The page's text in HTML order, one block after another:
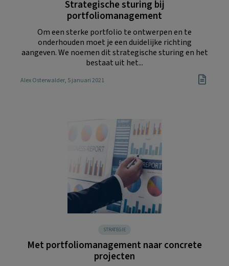
Strategische sturing bij
portfoliomanagement
Om een sterke portfolio te ontwerpen en te
onderhouden moet je een duidelijke richting
aangeven. We noemen dit strategische sturing en het
bestaat uit het...
Alex Osterwalder, 5 januari 2021
STRATEGIE
Met portfoliomanagement naar concrete
projecten